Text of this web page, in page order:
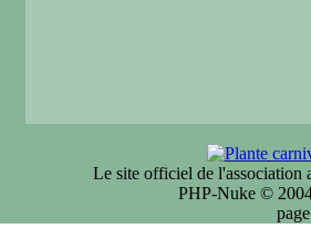
Le site officiel de l'association
PHP-Nuke ©